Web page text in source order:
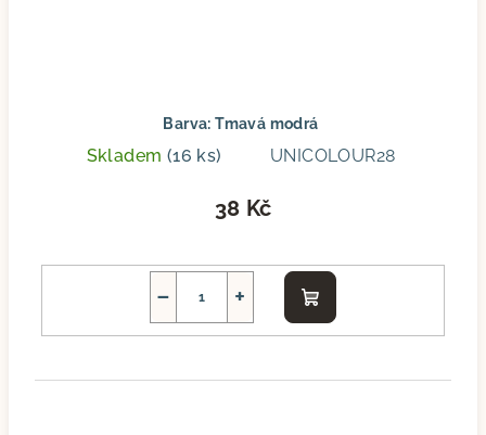
Barva: Tmavá modrá
Skladem (16 ks) UNICOLOUR28
38 Kč
+
−
Do
košíku